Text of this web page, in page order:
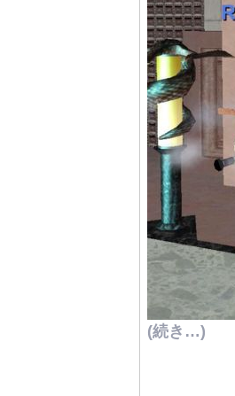
(続き…)